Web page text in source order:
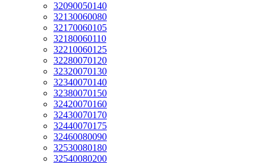
32090050140
32130060080
32170060105
32180060110
32210060125
32280070120
32320070130
32340070140
32380070150
32420070160
32430070170
32440070175
32460080090
32530080180
32540080200